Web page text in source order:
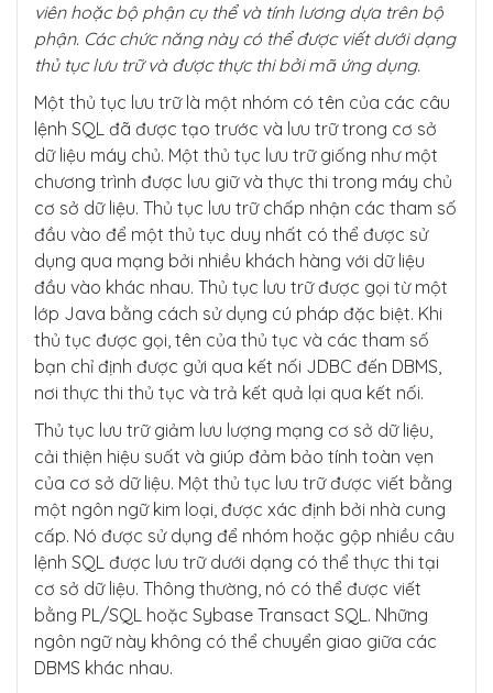
viên hoặc bộ phận cụ thể và tính lương dựa trên bộ
phận. Các chức năng này có thể được viết dưới dạng
thủ tục lưu trữ và được thực thi bởi mã ứng dụng.
Một thủ tục lưu trữ là một nhóm có tên của các câu
lệnh SQL đã được tạo trước và lưu trữ trong cơ sở
dữ liệu máy chủ. Một thủ tục lưu trữ giống như một
chương trình được lưu giữ và thực thi trong máy chủ
cơ sở dữ liệu. Thủ tục lưu trữ chấp nhận các tham số
đầu vào để một thủ tục duy nhất có thể được sử
dụng qua mạng bởi nhiều khách hàng với dữ liệu
đầu vào khác nhau. Thủ tục lưu trữ được gọi từ một
lớp Java bằng cách sử dụng cú pháp đặc biệt. Khi
thủ tục được gọi, tên của thủ tục và các tham số
bạn chỉ định được gửi qua kết nối JDBC đến DBMS,
nơi thực thi thủ tục và trả kết quả lại qua kết nối.
Thủ tục lưu trữ giảm lưu lượng mạng cơ sở dữ liệu,
cải thiện hiệu suất và giúp đảm bảo tính toàn vẹn
của cơ sở dữ liệu. Một thủ tục lưu trữ được viết bằng
một ngôn ngữ kim loại, được xác định bởi nhà cung
cấp. Nó được sử dụng để nhóm hoặc gộp nhiều câu
lệnh SQL được lưu trữ dưới dạng có thể thực thi tại
cơ sở dữ liệu. Thông thường, nó có thể được viết
bằng PL/SQL hoặc Sybase Transact SQL. Những
ngôn ngữ này không có thể chuyển giao giữa các
DBMS khác nhau.